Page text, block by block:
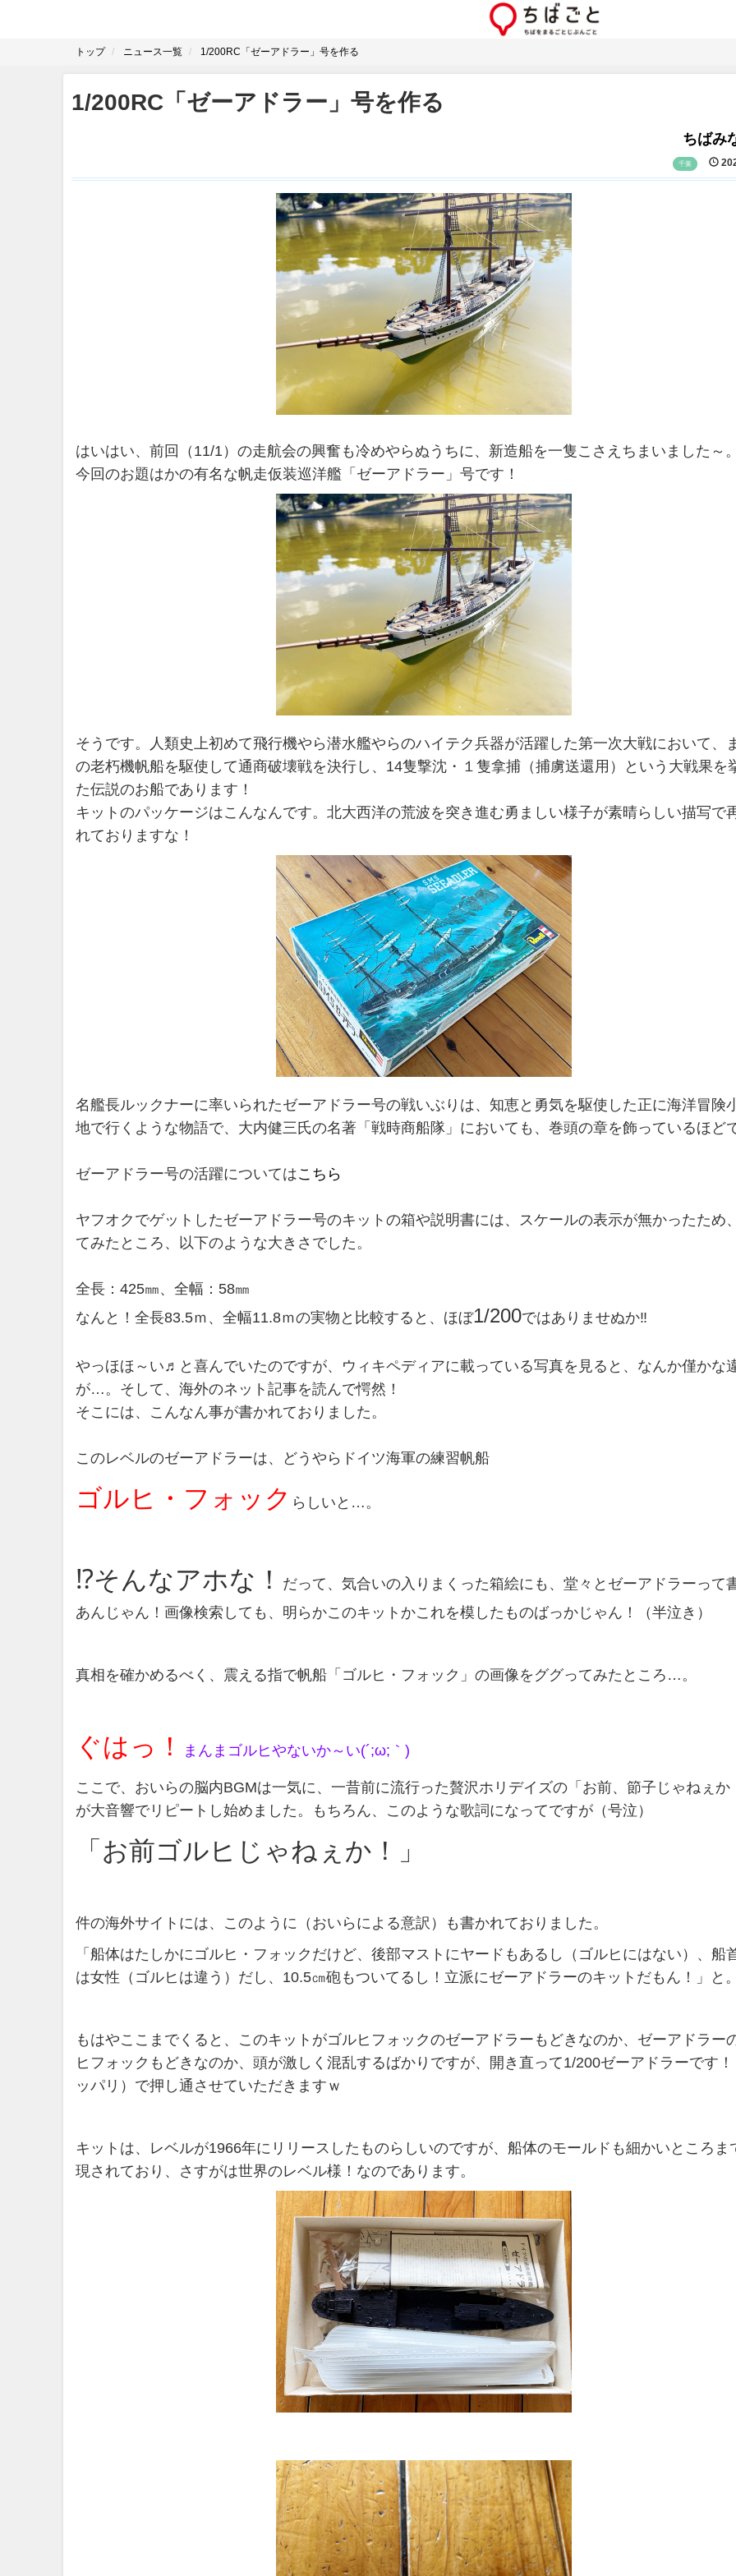
トップ ニュース一覧 1/200RC「ゼーアドラー」号を作る
1/200RC「ゼーアドラー」号を作る
ちばみ
千葉
はいはい、前回（11/1）の走航会の興奮も冷めやらぬうちに、新造船を一隻こさえちまいました～。
今回のお題はかの有名な帆走仮装巡洋艦「ゼーアドラー」号です！
そうです。人類史上初めて飛行機やら潜水艦やらのハイテク兵器が活躍した第一次大戦において、
の老朽機帆船を駆使して通商破壊戦を決行し、14隻撃沈・１隻拿捕（捕虜送還用）という大戦果を
た伝説のお船であります！
キットのパッケージはこんなんです。北大西洋の荒波を突き進む勇ましい様子が素晴らしい描写で
れておりますな！
名艦長ルックナーに率いられたゼーアドラー号の戦いぶりは、知恵と勇気を駆使した正に海洋冒険
地で行くような物語で、大内健三氏の名著「戦時商船隊」においても、巻頭の章を飾っているほど
ゼーアドラー号の活躍についてはこちら
ヤフオクでゲットしたゼーアドラー号のキットの箱や説明書には、スケールの表示が無かったため
てみたところ、以下のような大きさでした。
全長：425㎜、全幅：58㎜
なんと！全長83.5ｍ、全幅11.8ｍの実物と比較すると、ほぼ1/200ではありませぬか‼
やっほほ～い♬と喜んでいたのですが、ウィキペディアに載っている写真を見ると、なんか僅かな
が…。そして、海外のネット記事を読んで愕然！
そこには、こんなん事が書かれておりました。
このレベルのゼーアドラーは、どうやらドイツ海軍の練習帆船
ゴルヒ・フォック らしいと…。
⁉そんなアホな！
だって、気合いの入りまくった箱絵にも、堂々とゼーアドラーって
あんじゃん！画像検索しても、明らかこのキットかこれを模したものばっかじゃん！（半泣き）
真相を確かめるべく、震える指で帆船「ゴルヒ・フォック」の画像をググってみたところ…。
ぐはっ！ まんまゴルヒやないか～い(´;ω;｀)
ここで、おいらの脳内BGMは一気に、一昔前に流行った贅沢ホリデイズの「お前、節子じゃねぇか
が大音響でリピートし始めました。もちろん、このような歌詞になってですが（号泣）
「お前ゴルヒじゃねぇか！」
件の海外サイトには、このように（おいらによる意訳）も書かれておりました。
「船体はたしかにゴルヒ・フォックだけど、後部マストにヤードもあるし（ゴルヒにはない）、船
は女性（ゴルヒは違う）だし、10.5㎝砲もついてるし！立派にゼーアドラーのキットだもん！」と。
もはやここまでくると、このキットがゴルヒフォックのゼーアドラーもどきなのか、ゼーアドラー
ヒフォックもどきなのか、頭が激しく混乱するばかりですが、開き直って1/200ゼーアドラーです！
ッパリ）で押し通させていただきますｗ
キットは、レベルが1966年にリリースしたものらしいのですが、船体のモールドも細かいところま
現されており、さすがは世界のレベル様！なのであります。